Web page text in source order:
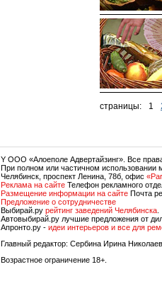
страницы: 1
Y OOO «Алоеполе Адвертайзинг». Все
При полном или частичном использовании
Челябинск, проспект Ленина, 78б, офис
Реклама на сайте Телефон рекламного
Размещение информации на сайте Почта
Предложение о сотрудничестве
Выбирай.ру рейтинг заведений Челябинска
Автовыбирай.ру лучшие предложения от
Апронто.ру - идеи интерьеров и все для
Главный редактор: Сербина Ирина
Возрастное ограничение 18+.